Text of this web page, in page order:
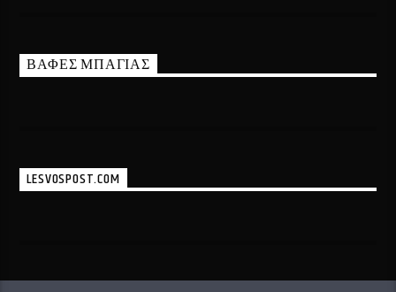
ΒΑΦΕΣ ΜΠΑΓΙΑΣ
LESVOSPOST.COM